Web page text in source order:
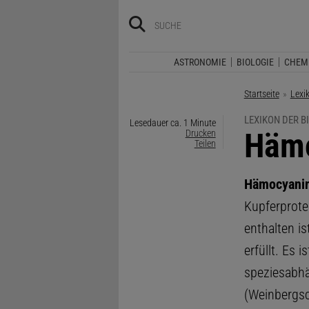
ASTRONOMIE BIOLOGIE
Startseite
Lesedauer ca. 1 Minute
Drucken
Teilen
LEXIKON DER
:
enthalten
erfüllt. Es